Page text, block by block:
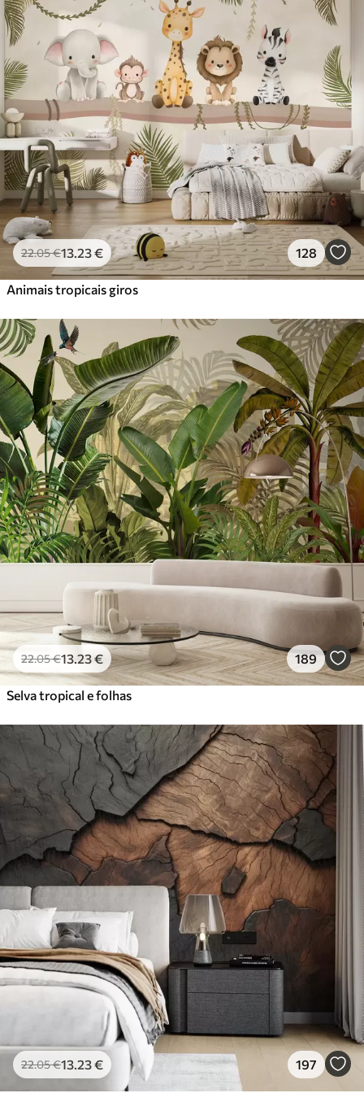
Standard
27.00 €/m²
Premium
56.6734.00€/m²
Vinil Premium
65.0039.00€/m²
Peel and Stick
81.6749.00€/m²
22.05€13 .23€ 128
Animais tropicais giros
22.05€13 .23€ 189
Selva tropical e folhas
22.05€13 .23€ 197